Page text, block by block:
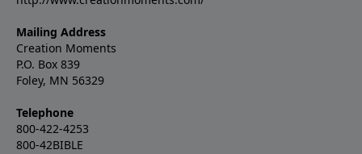
Mailing Address
Creation Moments
P.O. Box 839
Foley, MN 56329
Telephone
800-422-4253
800-42BIBLE